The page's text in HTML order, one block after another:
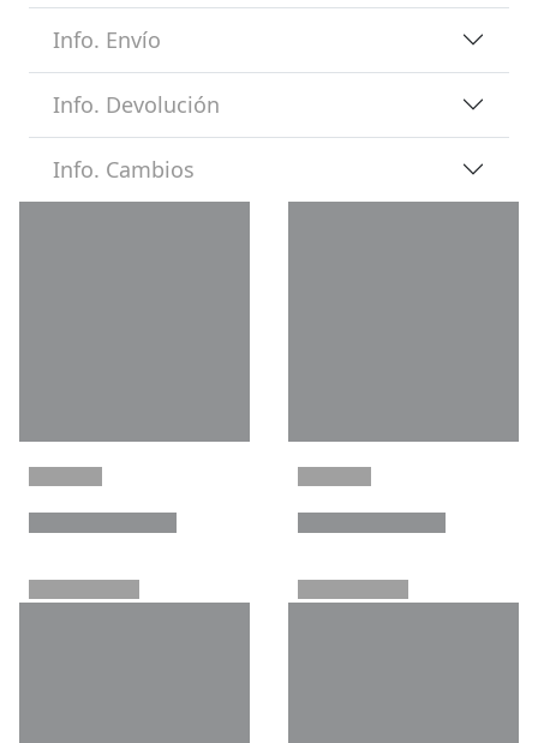
Info. Envío
Info. Devolución
Info. Cambios